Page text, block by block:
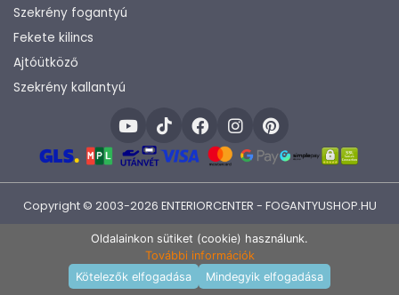
Kosárba rakom
Szekrény fogantyú
Fekete kilincs
Ajtóütköző
Szekrény kallantyú
Copyright © 2003-2026 ENTERIORCENTER - FOGANTYUSHOP.HU
Oldalainkon sütiket (cookie) használunk.
További információk
Kötelezők elfogadása
Mindegyik elfogadása